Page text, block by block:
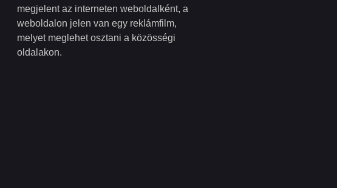
megjelent az interneten weboldalként, a
weboldalon jelen van egy reklámfilm,
melyet meglehet osztani a közösségi
oldalakon.